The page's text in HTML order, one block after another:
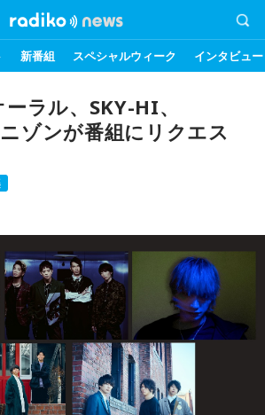
新番組 スペシャルウィーク インタビュー
ラル、SKY-HI、
ゾンが番組にリクエス